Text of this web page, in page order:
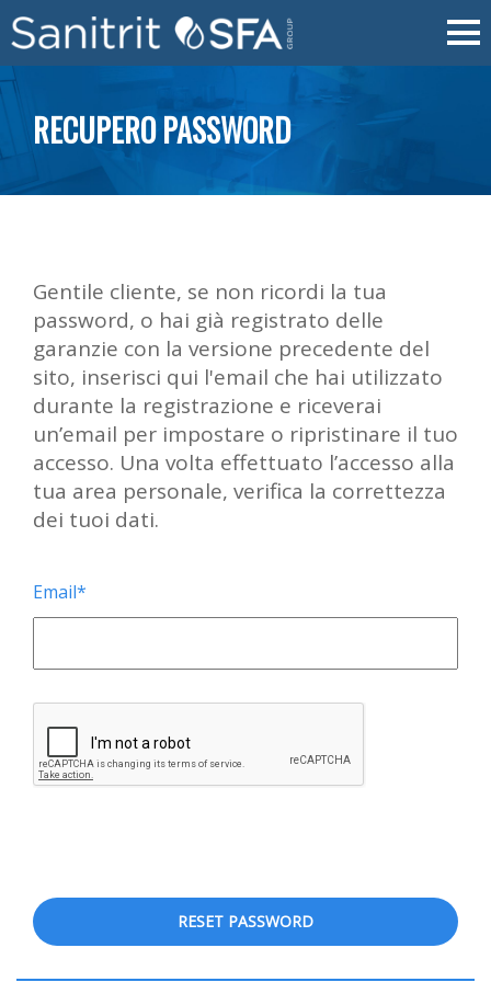
RECUPERO PASSWORD
Gentile cliente, se non ricordi la tua
password, o hai già registrato delle
garanzie con la versione precedente del
sito, inserisci qui l'email che hai utilizzato
durante la registrazione e riceverai
un’email per impostare o ripristinare il tuo
accesso. Una volta effettuato l’accesso alla
tua area personale, verifica la correttezza
dei tuoi dati.
Email*